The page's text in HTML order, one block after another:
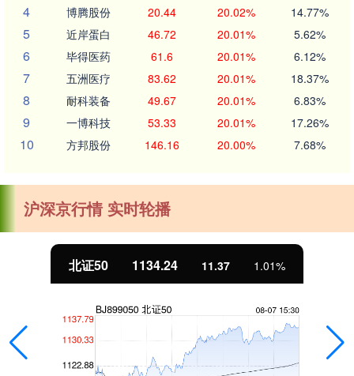
4 博腾股份 20.44 20.02% 14.77%
5 近岸蛋白 46.72 20.01% 5.62%
6 毕得医药 61.6 20.01% 6.12%
7 五洲医疗 83.62 20.01% 18.37%
8 耐科装备 49.67 20.01% 6.83%
9 一博科技 53.33 20.01% 17.26%
10 方邦股份 146.16 20.00% 7.68%
沪深京行情 实时轮播
北证50 1134.24 11.37 1.01%